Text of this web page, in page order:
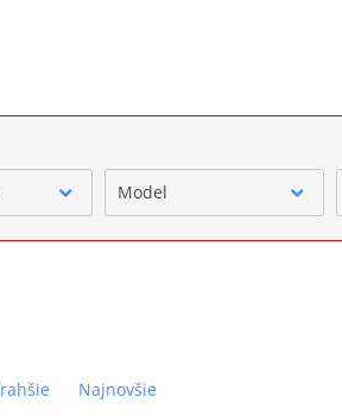
Model
Najnovšie